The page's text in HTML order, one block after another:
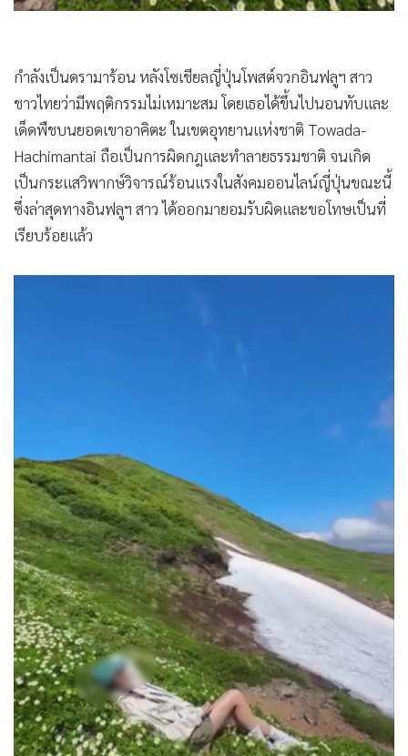
• กีฬา
•
Special Scoop
• เศรษฐกิจ-ธุรกิจ
• จีน
• ชุมชน-คุณภาพชีวิต
• อาชญากรรม
• Motoring
• เกม
• ญี่ปุ่น
• News1
• Gotomanager
กำลังเป็นดรามาร้อน หลังโซเชียลญี่ปุ่นโพสต์จวกอินฟลูฯ สาว
ชาวไทยว่ามีพฤติกรรมไม่เหมาะสม โดยเธอได้ขึ้นไปนอนทับและ
เด็ดพืชบนยอดเขาอาคิตะ ในเขตอุทยานแห่งชาติ Towada-
Hachimantai ถือเป็นการผิดกฎและทำลายธรรมชาติ จนเกิด
เป็นกระแสวิพากษ์วิจารณ์ร้อนแรงในสังคมออนไลน์ญี่ปุ่นขณะนี้
ซึ่งล่าสุดทางอินฟลูฯ สาว ได้ออกมายอมรับผิดและขอโทษเป็นที่
เรียบร้อยแล้ว